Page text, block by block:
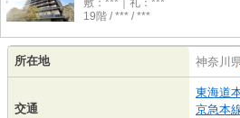
敷：***｜礼：***
19階 / *** / ***
所在地 神奈川
交通
東海道
京急本